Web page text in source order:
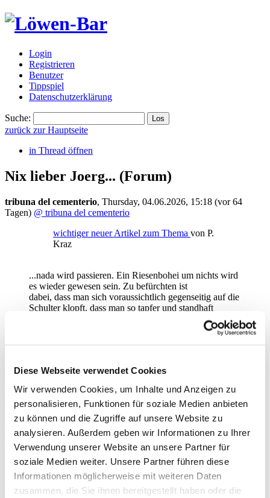
Diese Webseite verwendet Cookies
Wir verwenden Cookies, um Inhalte und Anzeigen zu
personalisieren, Funktionen für soziale Medien anbieten
zu können und die Zugriffe auf unsere Website zu
analysieren. Außerdem geben wir Informationen zu Ihrer
Verwendung unserer Website an unsere Partner für
soziale Medien weiter. Unsere Partner führen diese
Informationen möglicherweise mit weiteren Daten
zusammen, die Sie ihnen bereitgestellt haben oder die
Login
Registrieren
Benutzer
Tippspiel
Datenschutzerklärung
Suche:
zurück zur Hauptseite
in Thread öffnen
Nix lieber Joerg... (Forum)
tribuna del cementerio, Thursday, 04.06.2026, 15:18 (vor 64
Tagen) @ tribuna del cementerio
wichtiger neuer Artikel zum Thema von P.
Kraz
...nada wird passieren. Ein Riesenbohei um nichts wird
es wieder gewesen sein. Zu befürchten ist
dabei, dass man sich voraussichtlich gegenseitig auf die
Schulter klopft, dass man so tapfer und standhaft
geblieben ist, dass sich aber gleichzeitig am Status Quo
Teil meiner Einschätzung vollkommen falsch liege. Das muss sich
antworten
351 Views
gesamter Thread:
RSS-Feed dieser Diskussion
Und nun?- Joerg,02.06.2026, 16:23
Nix lieber Joerg... -tribuna del cementerio,